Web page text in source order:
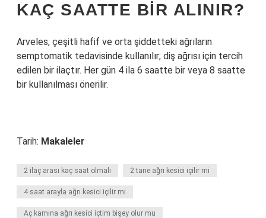
KAÇ SAATTE BIR ALINIR?
Arveles, çeşitli hafif ve orta şiddetteki ağrıların
semptomatik tedavisinde kullanılır; diş ağrısı için tercih
edilen bir ilaçtır. Her gün 4 ila 6 saatte bir veya 8 saatte
bir kullanılması önerilir.
Tarih: Makaleler
2 ilaç arası kaç saat olmalı 2 tane ağrı kesici içilir mi
4 saat arayla ağrı kesici içilir mi
Aç karnına ağrı kesici içtim bişey olur mu